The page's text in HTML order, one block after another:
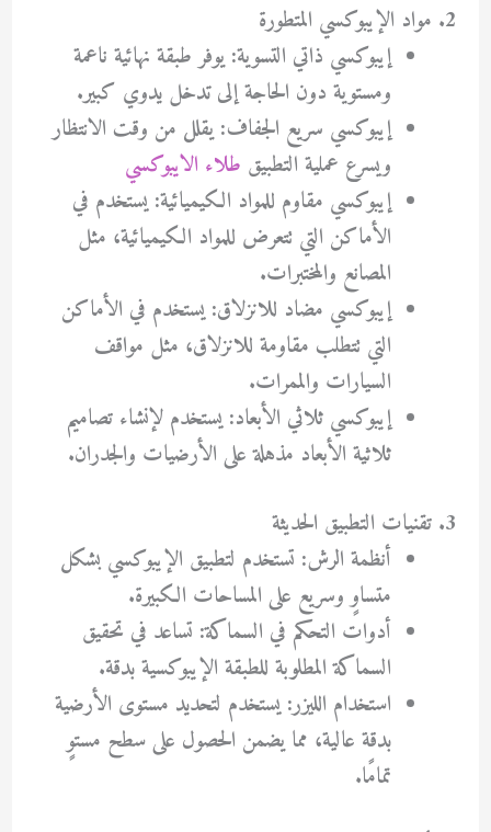
2. مواد الإيبوكسي المتطورة
إيبوكسي ذاتي التسوية: يوفر طبقة نهائية ناعمة
ومستوية دون الحاجة إلى تدخل يدوي كبير.
إيبوكسي سريع الجفاف: يقلل من وقت الانتظار
ويسرع عملية التطبيق طلاء الايبوكسي
إيبوكسي مقاوم للمواد الكيميائية: يستخدم في
الأماكن التي تتعرض للمواد الكيميائية، مثل
المصانع والمختبرات.
إيبوكسي مضاد للانزلاق: يستخدم في الأماكن
التي تتطلب مقاومة للانزلاق، مثل مواقف
السيارات والممرات.
إيبوكسي ثلاثي الأبعاد: يستخدم لإنشاء تصاميم
ثلاثية الأبعاد مذهلة على الأرضيات والجدران.
3. تقنيات التطبيق الحديثة
أنظمة الرش: تستخدم لتطبيق الإيبوكسي بشكل
متساوٍ وسريع على المساحات الكبيرة.
أدوات التحكم في السماكة: تساعد في تحقيق
السماكة المطلوبة للطبقة الإيبوكسية بدقة.
استخدام الليزر: يستخدم لتحديد مستوى الأرضية
بدقة عالية، مما يضمن الحصول على سطح مستوٍ
تمامًا.